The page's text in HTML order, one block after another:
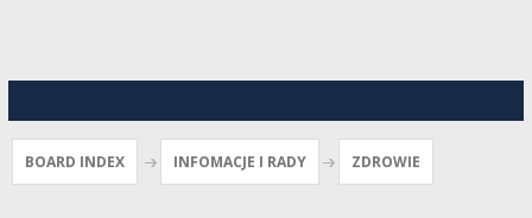
BOARD INDEX INFOMACJE I RADY ZDROWIE